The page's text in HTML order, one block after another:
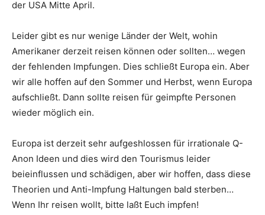
der USA Mitte April.
Leider gibt es nur wenige Länder der Welt, wohin
Amerikaner derzeit reisen können oder sollten… wegen
der fehlenden Impfungen. Dies schließt Europa ein. Aber
wir alle hoffen auf den Sommer und Herbst, wenn Europa
aufschließt. Dann sollte reisen für geimpfte Personen
wieder möglich ein.
Europa ist derzeit sehr aufgeshlossen für irrationale Q-
Anon Ideen und dies wird den Tourismus leider
beieinflussen und schädigen, aber wir hoffen, dass diese
Theorien und Anti-Impfung Haltungen bald sterben…
Wenn Ihr reisen wollt, bitte laßt Euch impfen!